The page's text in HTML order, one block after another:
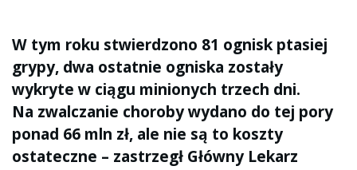
W tym roku stwierdzono 81 ognisk ptasiej
grypy, dwa ostatnie ogniska zostały
wykryte w ciągu minionych trzech dni.
Na zwalczanie choroby wydano do tej pory
ponad 66 mln zł, ale nie są to koszty
ostateczne – zastrzegł Główny Lekarz